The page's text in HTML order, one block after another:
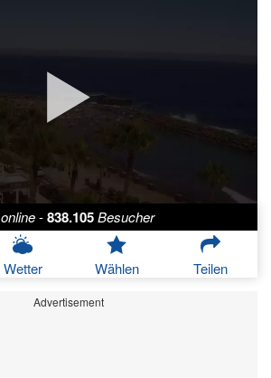
online-838.105Besucher
Wetter Wählen Teilen
Advertisement